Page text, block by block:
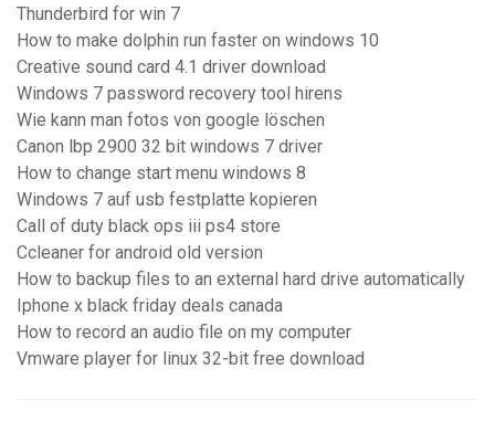
Thunderbird for win 7
How to make dolphin run faster on windows 10
Creative sound card 4.1 driver download
Windows 7 password recovery tool hirens
Wie kann man fotos von google löschen
Canon lbp 2900 32 bit windows 7 driver
How to change start menu windows 8
Windows 7 auf usb festplatte kopieren
Call of duty black ops iii ps4 store
Ccleaner for android old version
How to backup files to an external hard drive automatically
Iphone x black friday deals canada
How to record an audio file on my computer
Vmware player for linux 32-bit free download